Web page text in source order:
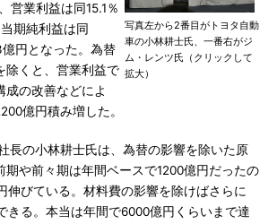
写真左から2番目がトヨタ自動
車の小林耕士氏、一番右がジ
ム・レンツ氏（クリックして
拡大）
営業利益は同15.1％
期純利益は同
円となった。為替
除くと、営業利益で
成の改善などによ
億円積み増した。
長の小林耕士氏は、為替の影響を除いた原
期や前々期は年間ベースで1200億円だったの
伸びている。材料費の影響を除けばさらに
きる。本当は年間で6000億円くらいまで達